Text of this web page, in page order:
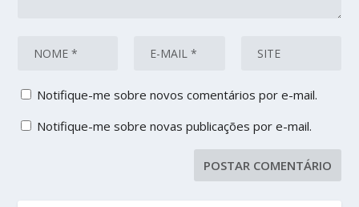
Notifique-me sobre novos comentários por e-mail.
Notifique-me sobre novas publicações por e-mail.